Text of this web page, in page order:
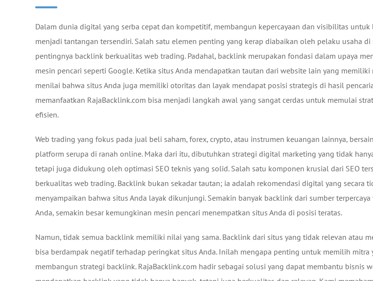
Dalam dunia digital yang serba cepat dan kompetitif, membangun kepercayaan dan visibilitas
menjadi tantangan tersendiri. Salah satu elemen penting yang kerap diabaikan oleh pelaku usaha
pentingnya backlink berkualitas web trading. Padahal, backlink merupakan fondasi dalam upaya
mesin pencari seperti Google. Ketika situs Anda mendapatkan tautan dari website lain yang
menilai bahwa situs Anda juga memiliki otoritas dan layak mendapat posisi strategis di hasil
memanfaatkan RajaBacklink.com bisa menjadi langkah awal yang sangat cerdas untuk memulai
efisien.
Web trading yang fokus pada jual beli saham, forex, crypto, atau instrumen keuangan lainnya,
platform serupa di ranah online. Maka dari itu, dibutuhkan strategi digital marketing yang tidak
tetapi juga didukung oleh optimasi SEO teknis yang solid. Salah satu komponen krusial dari SEO
berkualitas web trading. Backlink bukan sekadar tautan; ia adalah rekomendasi digital yang secara
menyampaikan bahwa situs Anda layak dikunjungi. Semakin banyak backlink dari sumber
Anda, semakin besar kemungkinan mesin pencari menempatkan situs Anda di posisi teratas.
Namun, tidak semua backlink memiliki nilai yang sama. Backlink dari situs yang tidak relevan atau
bisa berdampak negatif terhadap peringkat situs Anda. Inilah mengapa penting untuk memilih mitra
membangun strategi backlink. RajaBacklink.com hadir sebagai solusi yang dapat membantu bisnis